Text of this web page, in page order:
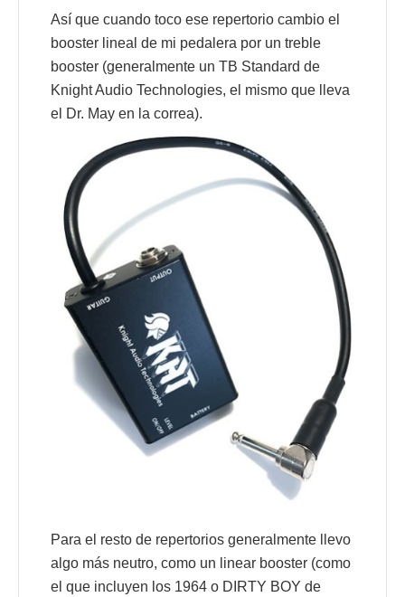
Así que cuando toco ese repertorio cambio el
booster lineal de mi pedalera por un treble
booster (generalmente un TB Standard de
Knight Audio Technologies, el mismo que lleva
el Dr. May en la correa).
Para el resto de repertorios generalmente llevo
algo más neutro, como un linear booster (como
el que incluyen los 1964 o DIRTY BOY de